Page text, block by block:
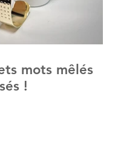
mots mêlés
!